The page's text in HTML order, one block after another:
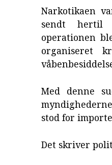
Narkotikaen
sendt hertil
operationen
organiseret
Med denne
stod for
Det skriver